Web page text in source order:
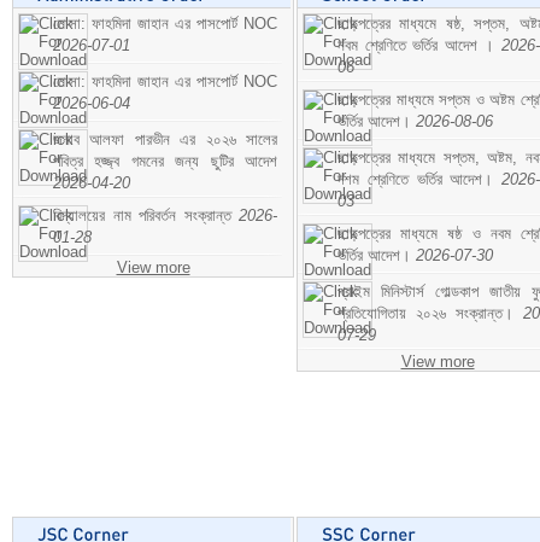
মোসা: ফাহমিদা জাহান এর পাসপোর্ট NOC
2026-07-01
মোসা: ফাহমিদা জাহান এর পাসপোর্ট NOC
2026-06-04
জনাব আলফা পারভীন এর ২০২৬ সালের
পবিত্র হজ্জ্ব গমনের জন্য ছুটির আদেশ
2026-04-20
বিদ্যালয়ের নাম পরিবর্তন সংক্রান্ত 2026-
01-28
View more
ছাড়পত্রের মাধ্যমে ষষ্ঠ, সপ্তম,
নবম শ্রেণিতে ভর্তির আদেশ ।
06
ছাড়পত্রের মাধ্যমে সপ্তম ও অষ্টম
ভর্তির আদেশ। 2026-08-06
ছাড়পত্রের মাধ্যমে সপ্তম, অষ্টম,
দশম শ্রেণিতে ভর্তির আদেশ।
03
ছাড়পত্রের মাধ্যমে ষষ্ঠ ও নবম
ভর্তির আদেশ। 2026-07-30
প্রাইম মিনিস্টার্স গোল্ডকাপ জাতীয়
প্রতিযোগিতায় ২০২৬ সংক্রান্ত।
07-29
View more